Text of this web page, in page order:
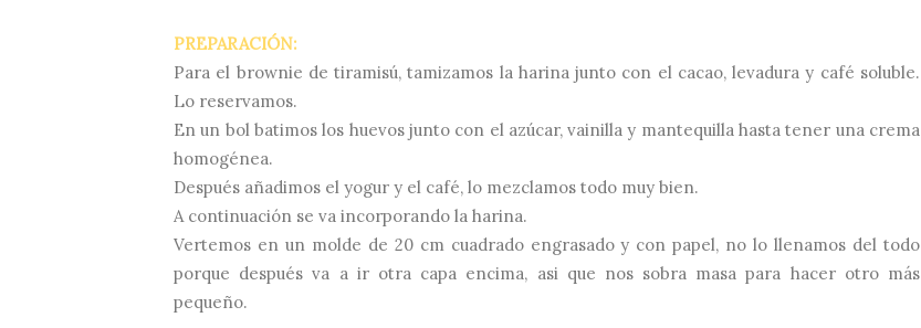
PREPARACIÓN:
Para el brownie de tiramisú, tamizamos la harina junto con el cacao, levadura y café soluble.
Lo reservamos.
En un bol batimos los huevos junto con el azúcar, vainilla y mantequilla hasta tener una crema
homogénea.
Después añadimos el yogur y el café, lo mezclamos todo muy bien.
A continuación se va incorporando la harina.
Vertemos en un molde de 20 cm cuadrado engrasado y con papel, no lo llenamos del todo
porque después va a ir otra capa encima, asi que nos sobra masa para hacer otro más
pequeño.